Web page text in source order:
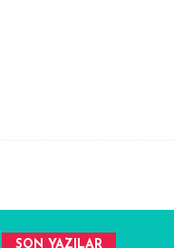
SON YAZILAR